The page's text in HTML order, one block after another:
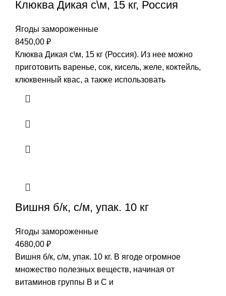
Клюква Дикая с\м, 15 кг, Россия
Ягоды замороженные
8450,00 ₽
Клюква Дикая с\м, 15 кг (Россия). Из нее можно
приготовить варенье, сок, кисель, желе, коктейль,
клюквенный квас, а также использовать
Вишня б/к, с/м, упак. 10 кг
Ягоды замороженные
4680,00 ₽
Вишня б/к, с/м, упак. 10 кг. В ягоде огромное
множество полезных веществ, начиная от
витаминов группы В и С и